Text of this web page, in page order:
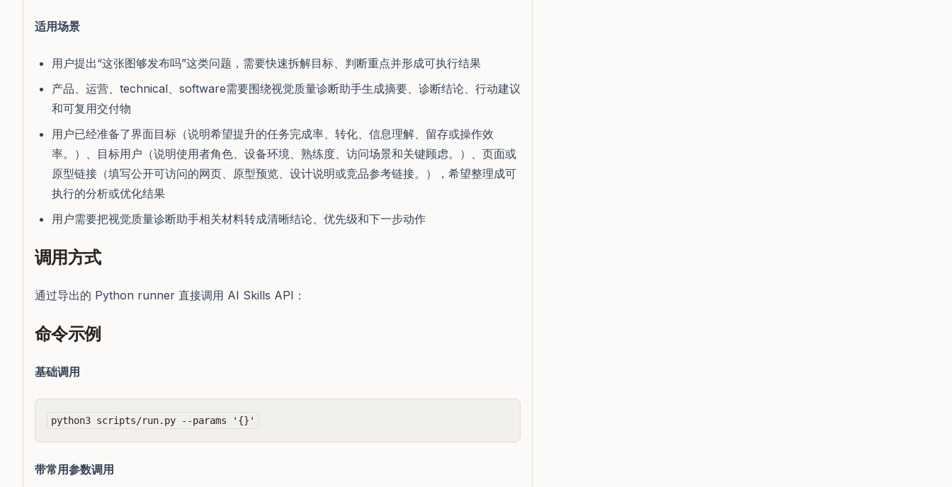
适用场景
用户提出“这张图够发布吗”这类问题，需要快速拆解目标、判断重点并形成可执行结果
产品、运营、technical、software需要围绕视觉质量诊断助手生成摘要、诊断结论、行动建议
和可复用交付物
用户已经准备了界面目标（说明希望提升的任务完成率、转化、信息理解、留存或操作效
率。）、目标用户（说明使用者角色、设备环境、熟练度、访问场景和关键顾虑。）、页面或
原型链接（填写公开可访问的网页、原型预览、设计说明或竞品参考链接。），希望整理成可
执行的分析或优化结果
用户需要把视觉质量诊断助手相关材料转成清晰结论、优先级和下一步动作
调用方式
通过导出的 Python runner 直接调用 AI Skills API：
命令示例
基础调用
带常用参数调用